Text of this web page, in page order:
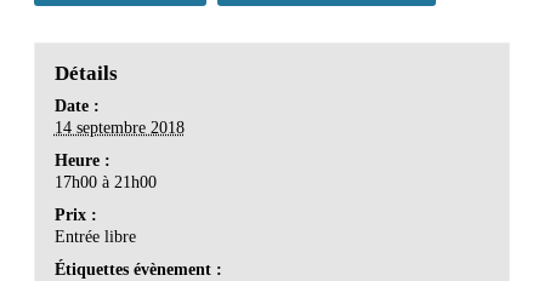
Détails
Date :
14 septembre 2018
Heure :
17h00 à 21h00
Prix :
Entrée libre
Étiquettes évènement :